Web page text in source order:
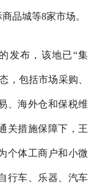
品城等8家市场。
发布，该地已“集
，包括市场采购、
、海外仓和保税维
关措施保障下，王
个体工商户和小微
行车、乐器、汽车